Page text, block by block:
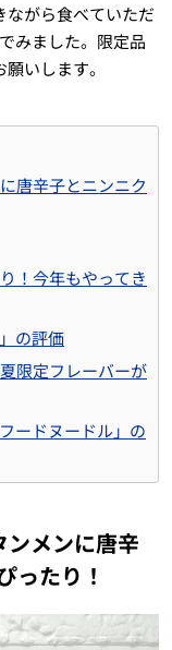
ながら食べていただ
みました。限定品
いします。
唐辛子とニンニク
！今年もやってき
の評価
限定フレーバーが
ードヌードル」の
ンメンに唐辛
ったり！